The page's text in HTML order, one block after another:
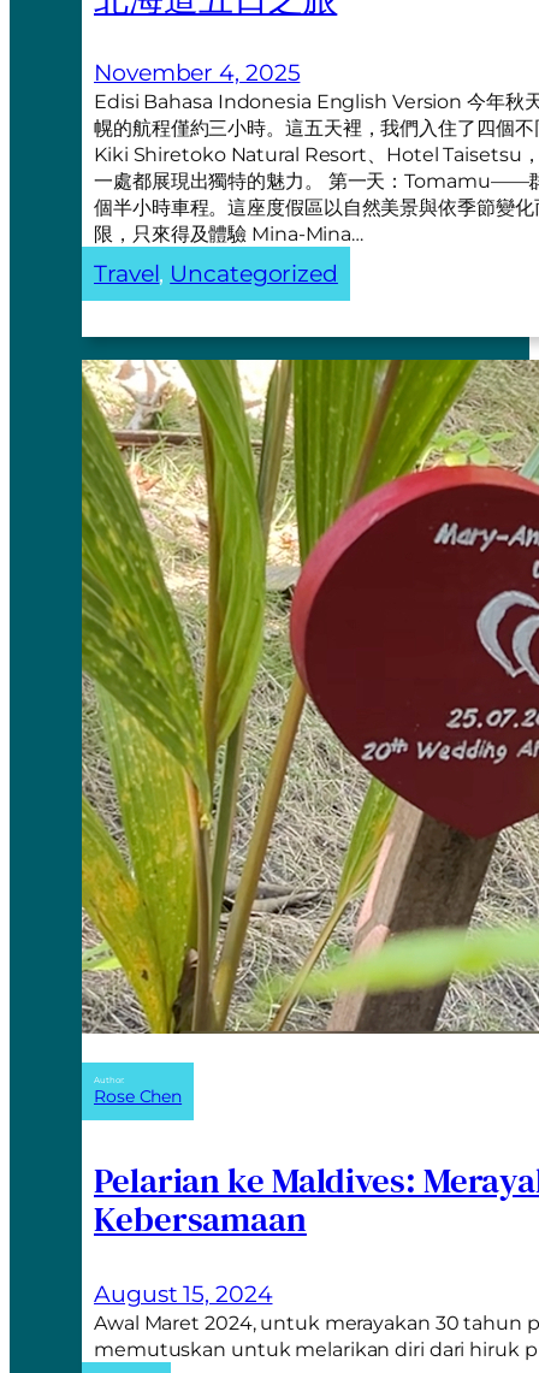
November 4, 2025
Edisi Bahasa Indonesia English Version 今年秋
幌的航程僅約三小時。這五天裡，我們入住了四
Kiki Shiretoko Natural Resort、Hotel Taisetsu
一處都展現出獨特的魅力。 第一天：Tomamu——
個半小時車程。這座度假區以自然美景與依季節變
限，只來得及體驗 Mina-Mina…
Travel, Uncategorized
Author:
Rose Chen
Pelarian ke Maldives:
Kebersamaan
August 15, 2024
Awal Maret 2024, untuk merayakan 30 tahun
memutuskan untuk melarikan diri dari hiruk